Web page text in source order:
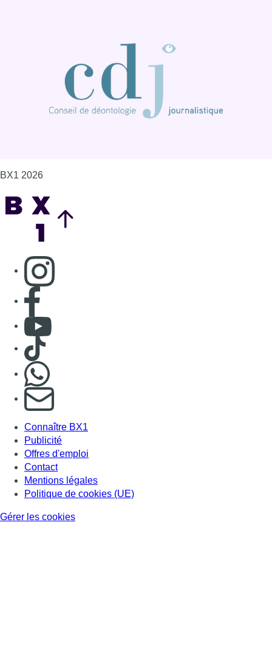
BX1 2026
Consulter page Instagram
Consulter page Facebook
Consulter Youtube
Consulter TikTok
S'abonner à notre newsletter
Connaître BX1
Publicité
Offres d'emploi
Contact
Mentions légales
Politique de cookies (UE)
Gérer les cookies